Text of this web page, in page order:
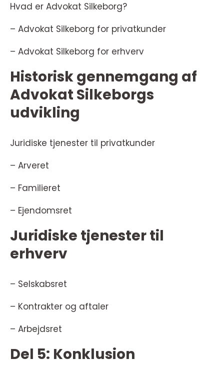
Hvad er Advokat Silkeborg?
– Advokat Silkeborg for privatkunder
– Advokat Silkeborg for erhverv
Historisk gennemgang af
Advokat Silkeborgs
udvikling
Juridiske tjenester til privatkunder
– Arveret
– Familieret
– Ejendomsret
Juridiske tjenester til
erhverv
– Selskabsret
– Kontrakter og aftaler
– Arbejdsret
Del 5: Konklusion